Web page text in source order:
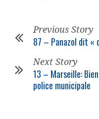
Previous Story
87 – Panazol dit «
Next Story
13 – Marseille:
police municipale